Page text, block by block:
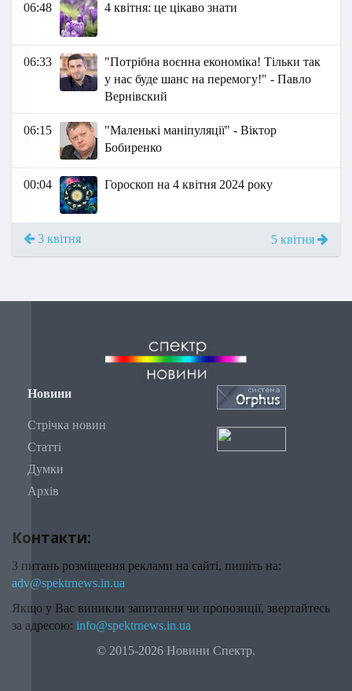
06:48 4 квітня: це цікаво знати
06:33
"Потрібна воєнна економіка! Тільки так
у нас буде шанс на перемогу!" - Павло
Вернівский
06:15
"Маленькі маніпуляції" - Віктор
Бобиренко
00:04 Гороскоп на 4 квітня 2024 року
3 квітня 5 квітня
Новини
Стрічка новин
Статті
Думки
Архів
Контакти:
З питань розміщення реклами на сайті, пишіть на:
adv@spektrnews.in.ua
Якщо у Вас виникли запитання чи пропозиції, звертайтесь
за адресою: info@spektrnews.in.ua
© 2015-2026 Новини Спектр.